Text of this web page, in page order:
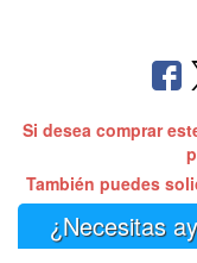
Si desea comprar
También puedes
¿Necesitas